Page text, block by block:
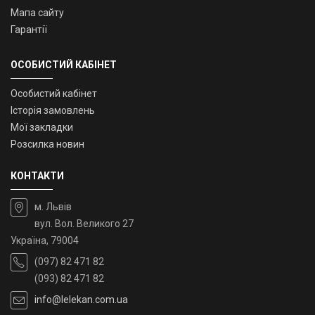
Мапа сайту
Гарантії
ОСОБИСТИЙ КАБІНЕТ
Особистий кабінет
Історія замовлень
Мої закладки
Розсилка новин
КОНТАКТИ
м. Львів
вул. Вол. Великого 27
Україна, 79004
(097) 82 471 82
(093) 82 471 82
info@lelekan.com.ua